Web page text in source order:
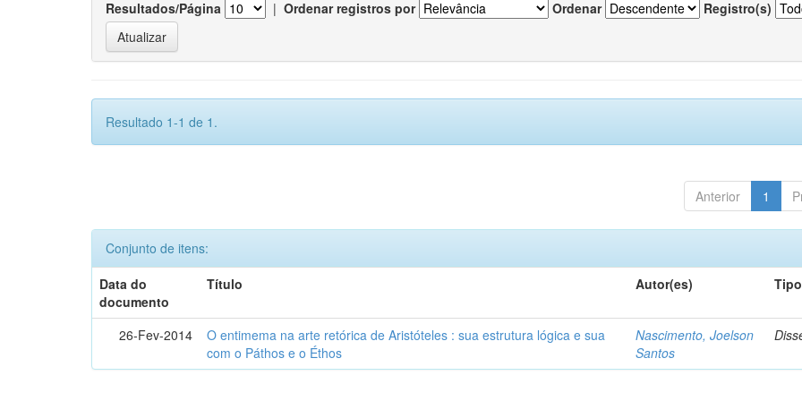
Resultados/Página | Ordenar registros por Ordenar Registro(s)
Resultado 1-1 de 1.
Anterior 1
Conjunto de itens:
Data do
documento
Título Autor(es) Tipo
26-Fev-2014
O entimema na arte retórica de Aristóteles : sua estrutura lógica e sua
com o Páthos e o Éthos
Nascimento, Joelson
Santos